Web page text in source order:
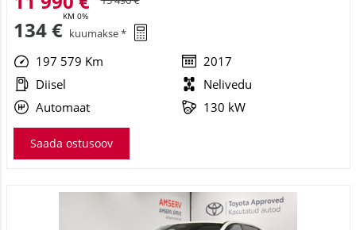
KM 0%
134 € kuumakse *
197 579 Km
2017
Diisel
Nelivedu
Automaat
130 kW
Saada ostusoov